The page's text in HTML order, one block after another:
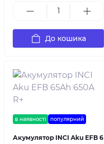
До кошика
в наявності популярний
Акумулятор INCI Aku EFB 6